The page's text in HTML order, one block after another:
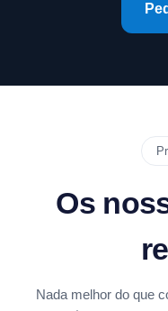
Os
Nada melhor do que